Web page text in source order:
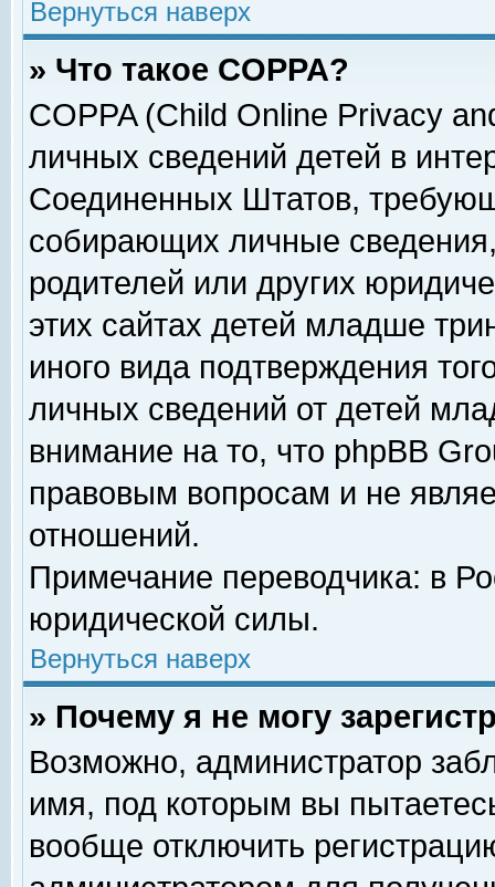
Вернуться наверх
» Что такое COPPA?
COPPA (Child Online Privacy
личных сведений детей в
Соединенных Штатов,
собирающих личные
родителей или других
этих сайтах детей младше
иного вида подтверждения
личных сведений от детей
внимание на то, что phpBB
правовым вопросам и не
отношений.
Примечание переводчика: в
юридической силы.
Вернуться наверх
» Почему я не могу
Возможно, администратор
имя, под которым вы
вообще отключить